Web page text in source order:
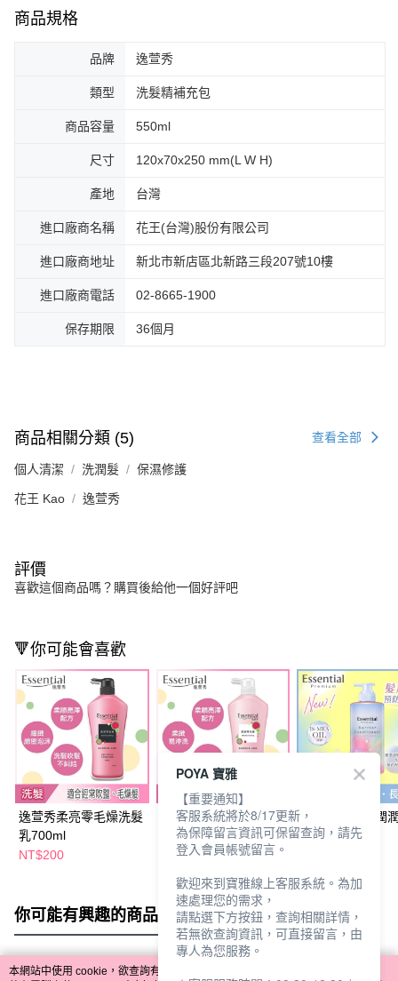
商品規格
品牌 逸萱秀
類型 洗髮精補充包
商品容量 550ml
尺寸 120x70x250 mm(L W H)
產地 台灣
進口廠商名稱 花王(台灣)股份有限公司
進口廠商地址 新北市新店區北新路三段207號10樓
進口廠商電話 02-8665-1900
保存期限 36個月
商品相關分類 (5) 查看全部
個人清潔 洗潤髮 保濕修護
花王 Kao 逸萱秀
評價
喜歡這個商品嗎？購買後給他一個好評吧
🔻你可能會喜歡
逸萱秀柔亮零毛燥洗髮
乳700ml
NT$200
逸萱秀柔亮零毛燥潤髮
乳700ml
NT$200
逸萱秀持光水潤
450ml
你可能有興趣的商品 全站排行
本網站中使用 cookie，欲查詢有關本網站使用 cookie 方式之詳情，及若您不希
POYA 寶雅
【重要通知】
客服系統將於8/17更新，
為保障留言資訊可保留查詢，請先
登入會員帳號留言。
歡迎來到寶雅線上客服系統。為加
速處理您的需求，
請點選下方按鈕，查詢相關詳情，
若無欲查詢資訊，可直接留言，由
專人為您服務。